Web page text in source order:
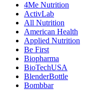
4Me Nutrition
ActivLab
All Nutrition
American Health
Applied Nutrition
Be First
Biopharma
BioTechUSA
BlenderBottle
Bombbar